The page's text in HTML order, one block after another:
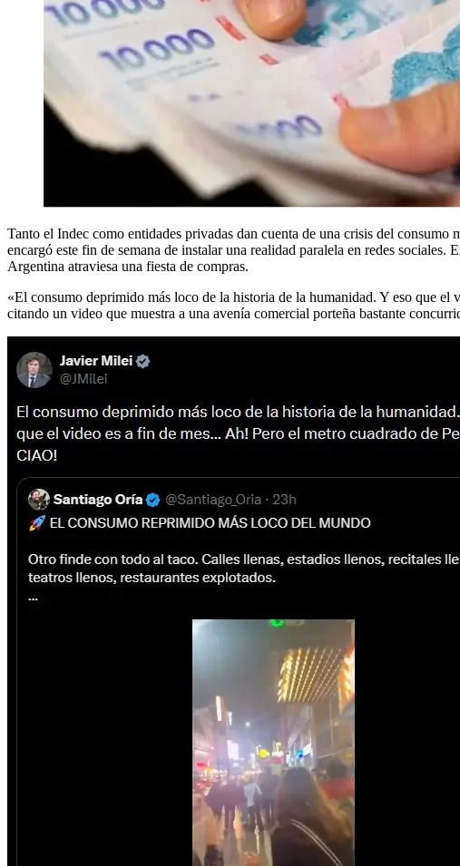
Tanto el Indec como entidades privadas dan cuenta de una crisis del
encargó este fin de semana de instalar una realidad paralela en redes
Argentina atraviesa una fiesta de compras.
«El consumo deprimido más loco de la historia de la humanidad. Y eso que
citando un video que muestra a una avenía comercial porteña bastante